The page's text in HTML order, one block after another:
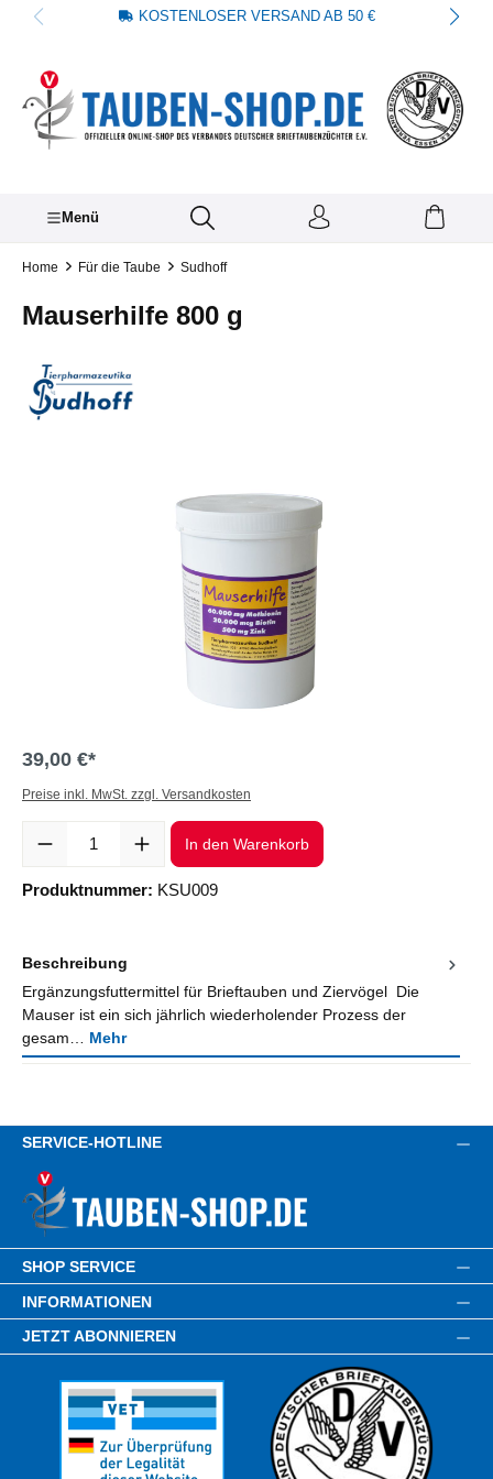
springen KOSTENLOSER VERSAND AB 50 €
Menü
Home Für die Taube Sudhoff
Mauserhilfe 800 g
39,00 €*
Preise inkl. MwSt. zzgl. Versandkosten
Produkt Anzahl: Gib den gewünschten Wert ein oder benutze die
In den Warenkorb
Produktnummer: KSU009
Beschreibung
Ergänzungsfuttermittel für Brieftauben und Ziervögel Die
Mauser ist ein sich jährlich wiederholender Prozess der
gesam… Mehr
SERVICE-HOTLINE
SHOP SERVICE
INFORMATIONEN
JETZT ABONNIEREN